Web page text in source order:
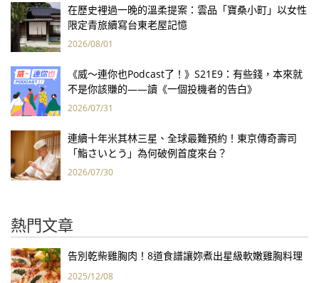
在歷史裡過一晚的溫柔提案：雲品「寶桑小町」以女性
限定青旅續寫台東老屋記憶
2026/08/01
《威～連你也Podcast了！》S21E9：有些錢，本來就
不是你該賺的——讀《一個投機者的告白》
2026/07/31
連續十年米其林三星、全球最難預約！東京傳奇壽司
「鮨さいとう」為何破例首度來台？
2026/07/30
熱門文章
告別乾柴雞胸肉！8道食譜讓妳煮出星級軟嫩雞胸料理
2025/12/08